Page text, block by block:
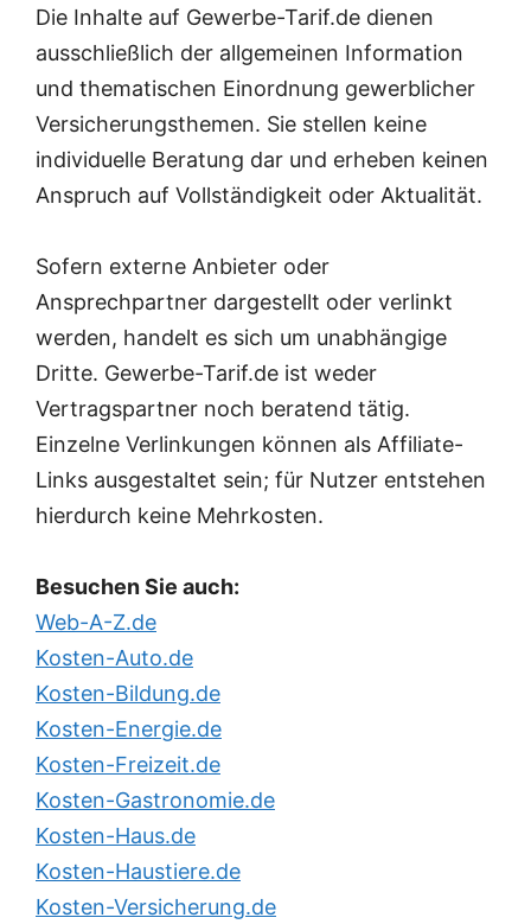
Die Inhalte auf Gewerbe-Tarif.de dienen
ausschließlich der allgemeinen Information
und thematischen Einordnung gewerblicher
Versicherungsthemen. Sie stellen keine
individuelle Beratung dar und erheben keinen
Anspruch auf Vollständigkeit oder Aktualität.
Sofern externe Anbieter oder
Ansprechpartner dargestellt oder verlinkt
werden, handelt es sich um unabhängige
Dritte. Gewerbe-Tarif.de ist weder
Vertragspartner noch beratend tätig.
Einzelne Verlinkungen können als Affiliate-
Links ausgestaltet sein; für Nutzer entstehen
hierdurch keine Mehrkosten.
Besuchen Sie auch:
Web-A-Z.de
Kosten-Auto.de
Kosten-Bildung.de
Kosten-Energie.de
Kosten-Freizeit.de
Kosten-Gastronomie.de
Kosten-Haus.de
Kosten-Haustiere.de
Kosten-Versicherung.de